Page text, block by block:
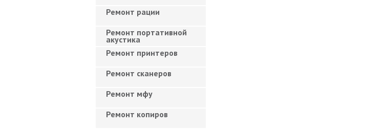
Ремонт рации
Ремонт портативной
акустика
Ремонт принтеров
Ремонт сканеров
Ремонт мфу
Ремонт копиров